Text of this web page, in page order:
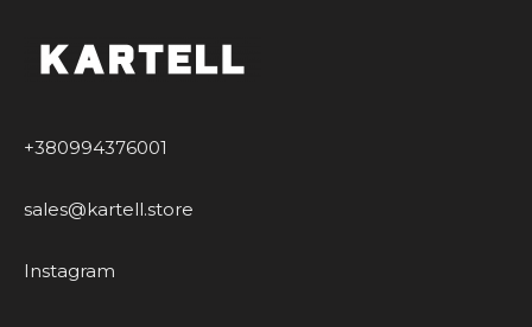
+380994376001
sales@kartell.store
Instagram